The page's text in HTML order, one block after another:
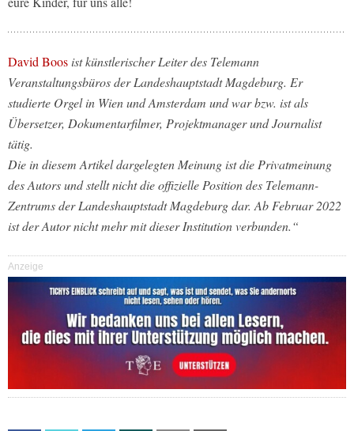
David Boos ist künstlerischer Leiter des Telemann
Veranstaltungsbüros der Landeshauptstadt Magdeburg. Er
studierte Orgel in Wien und Amsterdam und war bzw. ist als
Übersetzer, Dokumentarfilmer, Projektmanager und Journalist
tätig.
Die in diesem Artikel dargelegten Meinung ist die Privatmeinung
des Autors und stellt nicht die offizielle Position des Telemann-
Zentrums der Landeshauptstadt Magdeburg dar. Ab Februar 2022
ist der Autor nicht mehr mit dieser Institution verbunden.“
Anzeige